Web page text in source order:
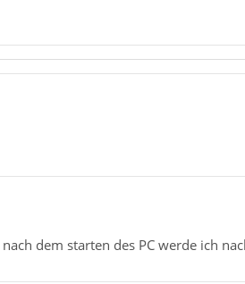
dem starten des PC werde ich